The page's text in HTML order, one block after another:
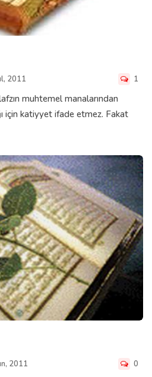
2011 1
muhtemel manalarından
için katiyyet ifade etmez. Fakat
2011 0